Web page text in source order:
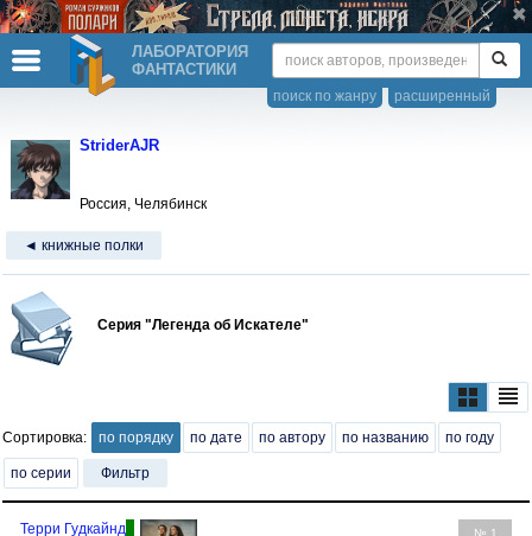
ЛАБОРАТОРИЯ
ФАНТАСТИКИ
расширенный
поиск по жанру
StriderAJR
Россия, Челябинск
◄ книжные полки
Серия "Легенда об Искателе"
Сортировка: по порядку по дате по автору по названию по году
по серии Фильтр
№ 1
Терри Гудкайнд